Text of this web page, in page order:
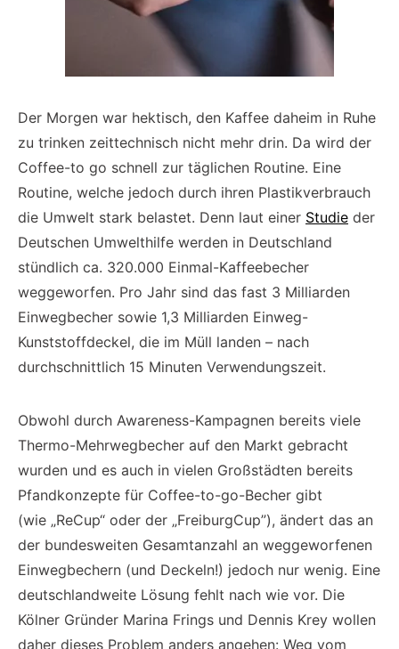
Der Morgen war hektisch, den Kaffee daheim in Ruhe
zu trinken zeittechnisch nicht mehr drin. Da wird der
Coffee-to go schnell zur täglichen Routine. Eine
Routine, welche jedoch durch ihren Plastikverbrauch
die Umwelt stark belastet. Denn laut einer Studie der
Deutschen Umwelthilfe werden in Deutschland
stündlich ca. 320.000 Einmal-Kaffeebecher
weggeworfen. Pro Jahr sind das fast 3 Milliarden
Einwegbecher sowie 1,3 Milliarden Einweg-
Kunststoffdeckel, die im Müll landen – nach
durchschnittlich 15 Minuten Verwendungszeit.
Obwohl durch Awareness-Kampagnen bereits viele
Thermo-Mehrwegbecher auf den Markt gebracht
wurden und es auch in vielen Großstädten bereits
Pfandkonzepte für Coffee-to-go-Becher gibt
(wie „ReCup“ oder der „FreiburgCup”), ändert das an
der bundesweiten Gesamtanzahl an weggeworfenen
Einwegbechern (und Deckeln!) jedoch nur wenig. Eine
deutschlandweite Lösung fehlt nach wie vor. Die
Kölner Gründer Marina Frings und Dennis Krey wollen
daher dieses Problem anders angehen: Weg vom